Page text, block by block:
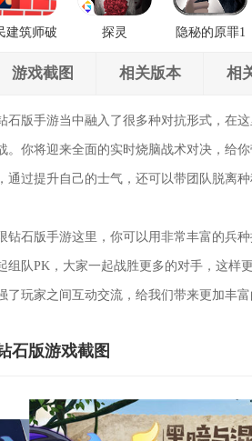
建筑师破
探灵
隐秘的原罪1
游戏截图 相关版本 相
版手游当中融入了很多种对抗形式，在这
。你将迎来全面的实时烧脑战术对决，给
通过提升自己的士气，还可以带团队脱离种
石版手游这里，你可以用非常丰富的兵种
组队PK，大家一起战胜更多的对手，这样
了玩家之间互动交流，给我们带来更加丰富
石版游戏截图